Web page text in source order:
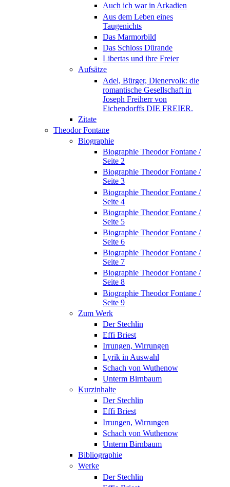
Auch ich war in Arkadien
Aus dem Leben eines
Taugenichts
Das Marmorbild
Das Schloss Dürande
Libertas und ihre Freier
Aufsätze
Adel, Bürger, Dienervolk: die
romantische Gesellschaft in
Joseph Freiherr von
Eichendorffs DIE FREIER.
Zitate
Theodor Fontane
Biographie
Biographie Theodor Fontane /
Seite 2
Biographie Theodor Fontane /
Seite 3
Biographie Theodor Fontane /
Seite 4
Biographie Theodor Fontane /
Seite 5
Biographie Theodor Fontane /
Seite 6
Biographie Theodor Fontane /
Seite 7
Biographie Theodor Fontane /
Seite 8
Biographie Theodor Fontane /
Seite 9
Zum Werk
Der Stechlin
Effi Briest
Irrungen, Wirrungen
Lyrik in Auswahl
Schach von Wuthenow
Unterm Birnbaum
Kurzinhalte
Der Stechlin
Effi Briest
Irrungen, Wirrungen
Schach von Wuthenow
Unterm Birnbaum
Bibliographie
Werke
Der Stechlin